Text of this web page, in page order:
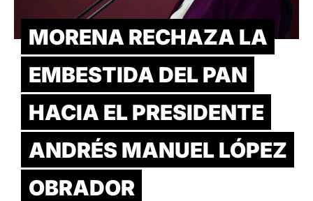
MORENA RECHAZA LA
EMBESTIDA DEL PAN
HACIA EL PRESIDENTE
ANDRÉS MANUEL LÓPEZ
OBRADOR